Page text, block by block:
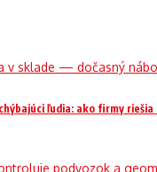
ľudia: ako firmy riešia